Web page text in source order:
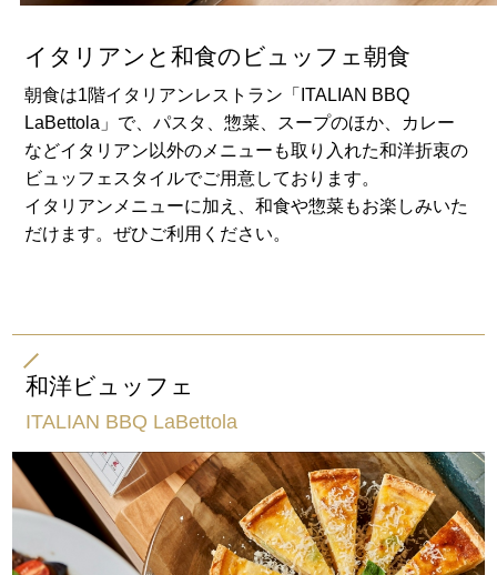
イタリアンと和食のビュッフェ朝食
朝食は1階イタリアンレストラン「ITALIAN BBQ
LaBettola」で、パスタ、惣菜、スープのほか、カレー
などイタリアン以外のメニューも取り入れた和洋折衷の
ビュッフェスタイルでご用意しております。
イタリアンメニューに加え、和食や惣菜もお楽しみいた
だけます。ぜひご利用ください。
和洋ビュッフェ
ITALIAN BBQ LaBettola